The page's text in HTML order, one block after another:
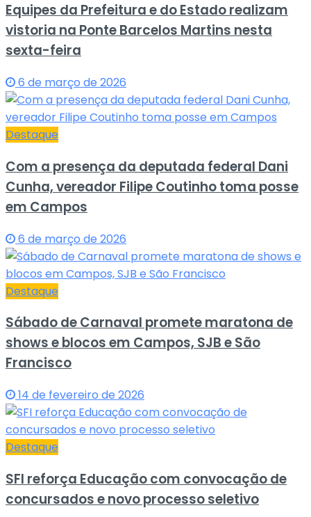
Equipes da Prefeitura e do Estado realizam
vistoria na Ponte Barcelos Martins nesta
sexta-feira
6 de março de 2026
Destaque
Com a presença da deputada federal Dani
Cunha, vereador Filipe Coutinho toma posse
em Campos
6 de março de 2026
Destaque
Sábado de Carnaval promete maratona de
shows e blocos em Campos, SJB e São
Francisco
14 de fevereiro de 2026
Destaque
SFI reforça Educação com convocação de
concursados e novo processo seletivo